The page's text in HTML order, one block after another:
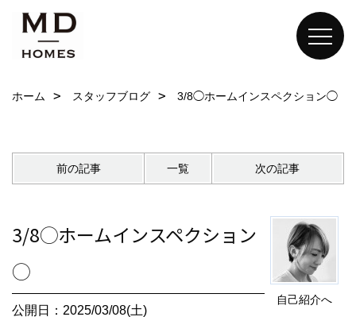
ホーム スタッフブログ 3/8◯ホームインスペクション◯
前の記事 一覧 次の記事
自己紹介へ
3/8◯ホームインスペクション
◯
公開日：2025/03/08(土)